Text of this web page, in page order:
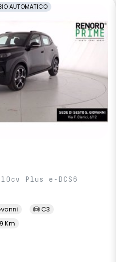
AUTOMATICO
Plus e-DCS6
C3
Km